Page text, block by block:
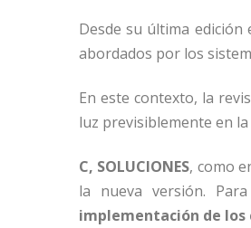
Desde su última
abordados por los
En este contexto, la
luz previsiblemente en la
C, SOLUCIONES, como
la nueva versión.
implementación de los